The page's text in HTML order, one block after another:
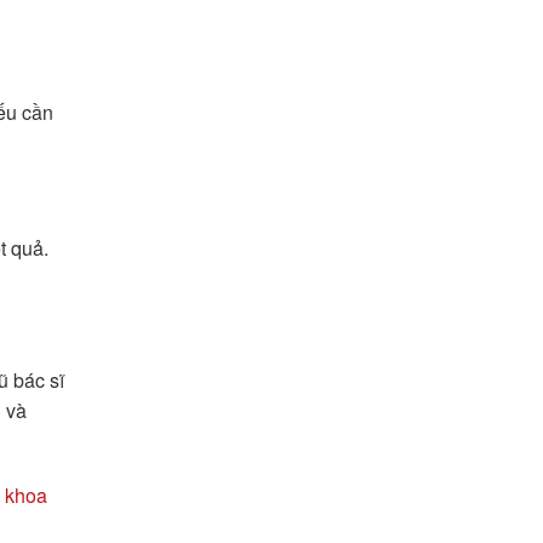
cần
quả.
bác sĩ
và
khoa